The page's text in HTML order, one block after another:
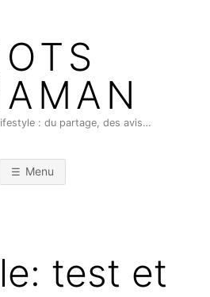
: du partage, des avis…
Menu
test et